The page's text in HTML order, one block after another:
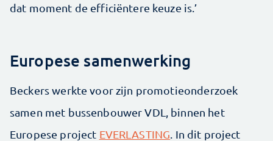
dat moment de efficiëntere keuze is.’
Europese samenwerking
Beckers werkte voor zijn promotieonderzoek
samen met bussenbouwer VDL, binnen het
Europese project EVERLASTING . In dit project